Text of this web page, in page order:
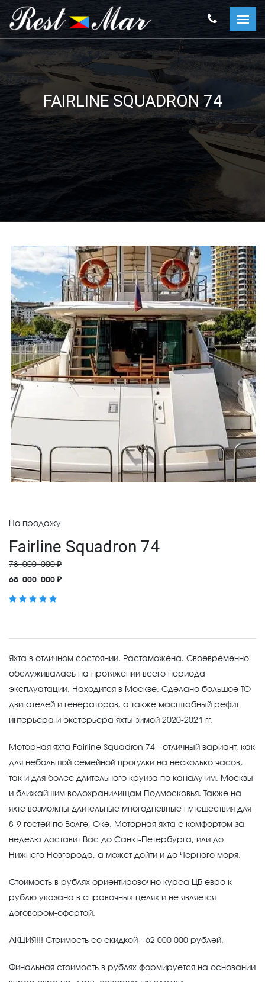
FAIRLINE SQUADRON 74
На продажу
Fairline Squadron 74
73 000 000 ₽
68 000 000 ₽
Яхта в отличном состоянии. Растаможена. Своевременно
обслуживалась на протяжении всего периода
эксплуатации. Находится в Москве. Сделано большое ТО
двигателей и генераторов, а также масштабный рефит
интерьера и экстерьера яхты зимой 2020-2021 гг.
Моторная яхта Fairline Squadron 74 - отличный вариант, как
для небольшой семейной прогулки на несколько часов,
так и для более длительного круиза по каналу им. Москвы
и ближайшим водохранилищам Подмосковья. Также на
яхте возможны длительные многодневные путешествия для
8-9 гостей по Волге, Оке. Моторная яхта с комфортом за
неделю доставит Вас до Санкт-Петербурга, или до
Нижнего Новгорода, а может дойти и до Черного моря.
Стоимость в рублях ориентировочно курса ЦБ евро к
рублю указана в справочных целях и не является
договором-офертой.
АКЦИЯ!!! Стоимость со скидкой - 62 000 000 рублей.
Финальная стоимость в рублях формируется на основании